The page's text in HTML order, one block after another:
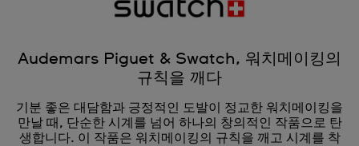
Audemars Piguet & Swatch, 워치메이킹의
규칙을 깨다
기분 좋은 대담함과 긍정적인 도발이 정교한 워치메이킹을
만날 때, 단순한 시계를 넘어 하나의 창의적인 작품으로 탄
생합니다. 이 작품은 워치메이킹의 규칙을 깨고 시계를 착